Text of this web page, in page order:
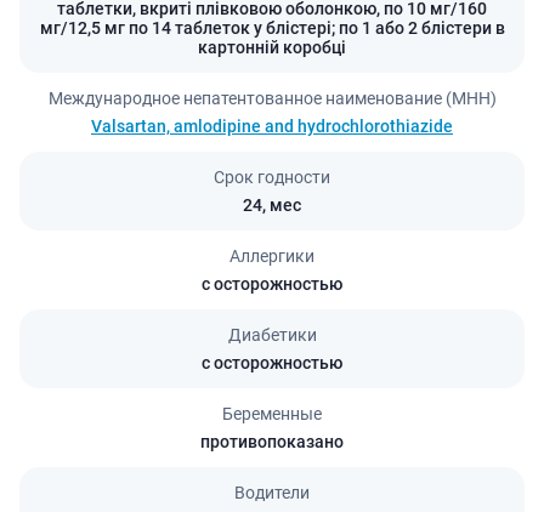
таблетки, вкриті плівковою оболонкою, по 10 мг/160
мг/12,5 мг по 14 таблеток у блістері; по 1 або 2 блістери в
картонній коробці
Международное непатентованное наименование (МНН)
Valsartan, amlodipine and hydrochlorothiazide
Срок годности
24, мес
Аллергики
с осторожностью
Диабетики
с осторожностью
Беременные
противопоказано
Водители